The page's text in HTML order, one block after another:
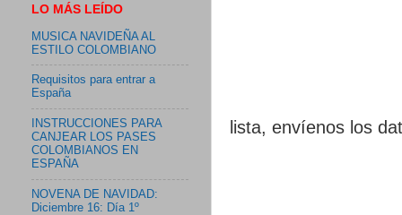
lista, envíenos los
LO MÁS LEÍDO
MUSICA NAVIDEÑA AL
ESTILO COLOMBIANO
Requisitos para entrar a
España
INSTRUCCIONES PARA
CANJEAR LOS PASES
COLOMBIANOS EN
ESPAÑA
NOVENA DE NAVIDAD:
Diciembre 16: Día 1º